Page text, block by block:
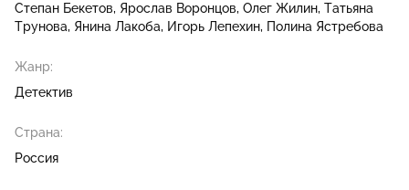
Степан Бекетов Ярослав Воронцов Олег Жилин Татьяна
Трунова Янина Лакоба Игорь Лепехин Полина Ястребова
Жанр:
Детектив
Страна:
Россия